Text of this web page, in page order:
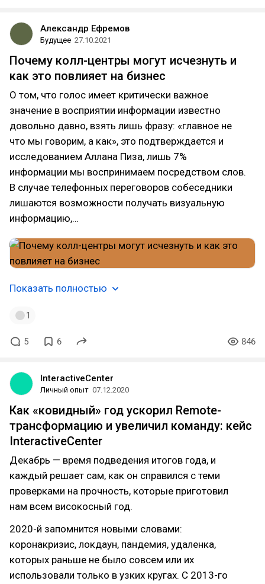
Александр Ефремов
Будущее 27.10.2021
Почему колл-центры могут исчезнуть и
как это повлияет на бизнес
О том, что голос имеет критически важное
значение в восприятии информации известно
довольно давно, взять лишь фразу: «главное не
что мы говорим, а как», это подтверждается и
исследованием Аллана Пиза, лишь 7%
информации мы воспринимаем посредством слов.
В случае телефонных переговоров собеседники
лишаются возможности получать визуальную
информацию,…
Показать полностью
1
5 6 846
InteractiveCenter
Личный опыт 07.12.2020
Как «ковидный» год ускорил Remote-
трансформацию и увеличил команду: кейс
InteractiveCenter
Декабрь — время подведения итогов года, и
каждый решает сам, как он справился с теми
проверками на прочность, которые приготовил
нам всем високосный год.
2020-й запомнится новыми словами:
коронакризис, локдаун, пандемия, удаленка,
которых раньше не было совсем или их
использовали только в узких кругах. C 2013-го